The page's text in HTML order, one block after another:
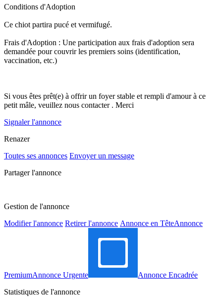
Conditions d'Adoption
​Ce chiot partira pucé et vermifugé.
​Frais d'Adoption : Une participation aux frais d'adoption sera
demandée pour couvrir les premiers soins (identification,
vaccination, etc.)
​Si vous êtes prêt(e) à offrir un foyer stable et rempli d'amour à ce
petit mâle, veuillez nous contacter . Merci
Signaler l'annonce
Renazer
Toutes ses annonces Envoyer un message
Partager l'annonce
Gestion de l'annonce
Modifier l'annonce Retirer l'annonce Annonce en TêteAnnonce
PremiumAnnonce Urgente
Annonce Encadrée
Statistiques de l'annonce